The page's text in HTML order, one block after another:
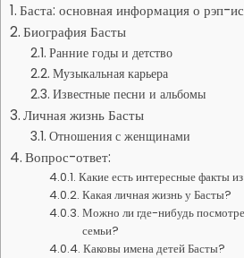
Баста: основная информация о рэп-
Биография Басты
Ранние годы и детство
Музыкальная карьера
Известные песни и альбомы
Личная жизнь Басты
Отношения с женщинами
Вопрос-ответ:
Какие есть интересные факты
Какая личная жизнь у Басты?
Можно ли где-нибудь
семьи?
Каковы имена детей Басты?